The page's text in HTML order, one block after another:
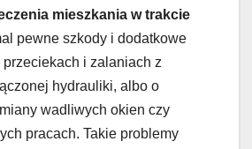
mieszkania w trakcie
pewne szkody i dodatkowe
przeciekach i zalaniach z
hydrauliki, albo o
wadliwych okien czy
pracach. Takie problemy